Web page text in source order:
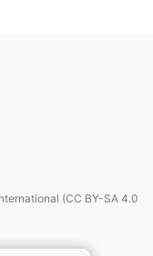
(CC BY-SA 4.0